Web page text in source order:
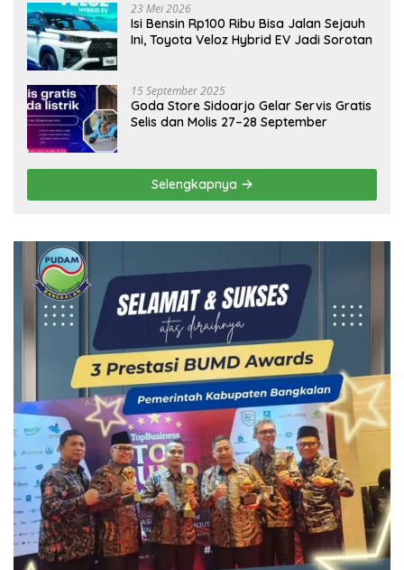
23 Mei 2026
Isi Bensin Rp100 Ribu Bisa Jalan Sejauh
Ini, Toyota Veloz Hybrid EV Jadi Sorotan
15 September 2025
Goda Store Sidoarjo Gelar Servis Gratis
Selis dan Molis 27–28 September
Selengkapnya